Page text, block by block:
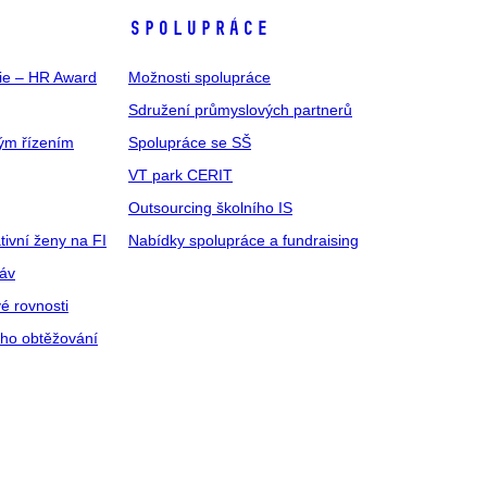
– HR Award
řízením
ženy na FI
rovnosti
obtěžování
SPOLUPRÁCE
Možnosti spolupráce
Sdružení průmyslových partnerů
Spolupráce se SŠ
VT park CERIT
Outsourcing školního IS
Nabídky spolupráce a fundraising